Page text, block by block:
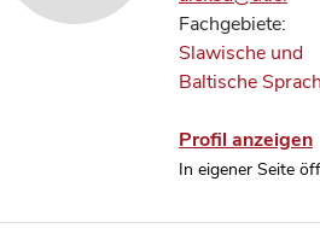
Fachgebiete:
Slawische und
Baltische
Profil anzeigen
In eigener Seite